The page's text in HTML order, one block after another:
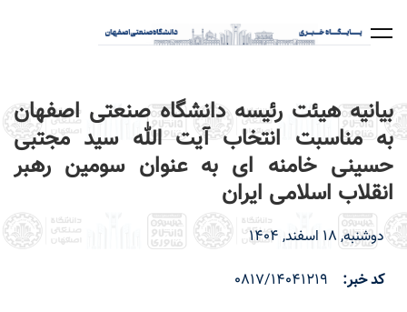
بیانیه هیئت رئیسه دانشگاه صنعتی اصفهان
به مناسبت انتخاب آیت الله سید مجتبی
حسینی خامنه ای به عنوان سومین رهبر
انقلاب اسلامی ایران
دوشنبه, 18 اسفند, 1404
کد خبر
0817/14041219